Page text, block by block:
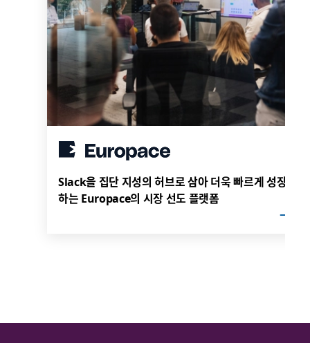
Slack을 집단 지성의 허브로 삼아 더욱 빠르게 성장
하는 Europace의 시장 선도 플랫폼